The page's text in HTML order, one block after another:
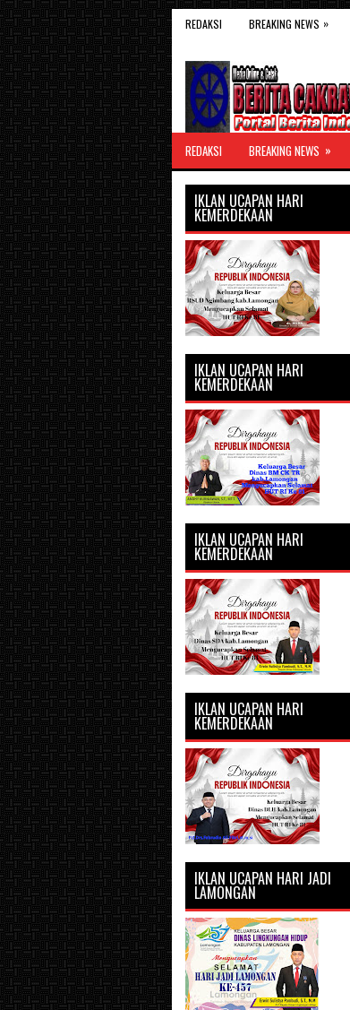
REDAKSI BREAKING NEWS »
REDAKSI BREAKING NEWS »
IKLAN UCAPAN HARI
KEMERDEKAAN
IKLAN UCAPAN HARI
KEMERDEKAAN
IKLAN UCAPAN HARI
KEMERDEKAAN
IKLAN UCAPAN HARI
KEMERDEKAAN
IKLAN UCAPAN HARI JADI
LAMONGAN